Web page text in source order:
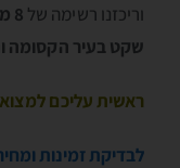
וריכזנו רשימה של
שקט בעיר הקסומה
ראשית עליכם
לבדיקת זמינות